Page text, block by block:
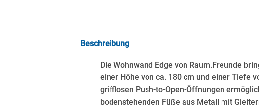
Beschreibung
Die Wohnwand Edge von Raum.Freunde
einer Höhe von ca. 180 cm und einer Tiefe
grifflosen Push-to-Open-Öffnungen
bodenstehenden Füße aus Metall mit